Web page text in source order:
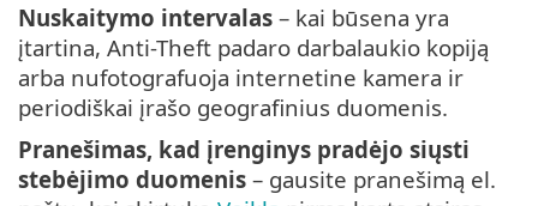
Nuskaitymo intervalas – kai būsena yra
įtartina, Anti-Theft padaro darbalaukio kopiją
arba nufotografuoja internetine kamera ir
periodiškai įrašo geografinius duomenis.
Pranešimas, kad įrenginys pradėjo siųsti
stebėjimo duomenis – gausite pranešimą el.